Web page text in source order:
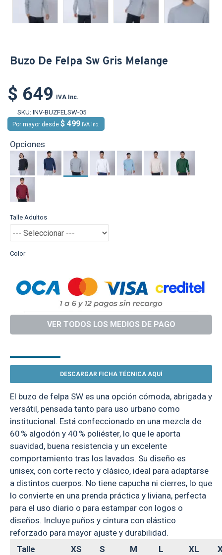
Buzo De Felpa Sw Gris Melange
$ 649 IVA Inc.
SKU: INV-BUZFELSW-05
Por mayor desde $ 499 IVA inc.
Opciones
Talle Adultos
Color
VER TODOS LOS MEDIOS DE PAGO
DESCARGAR FICHA TÉCNICA AQUÍ
El buzo de felpa SW es una opción cómoda, abrigada y
versátil, pensada tanto para uso urbano como
institucional. Está confeccionado en una mezcla de
60 % algodón y 40 % poliéster, lo que le aporta
suavidad, buena resistencia y un excelente
comportamiento tras los lavados. Su diseño es
unisex, con corte recto y clásico, ideal para adaptarse
a distintos cuerpos. No tiene capucha ni cierres, lo que
lo convierte en una prenda práctica y liviana, perfecta
para el uso diario o para estampar con logos o
diseños. Incluye puños y cintura con elástico
reforzado para mayor ajuste y durabilidad.
Talle
XS S M L XL